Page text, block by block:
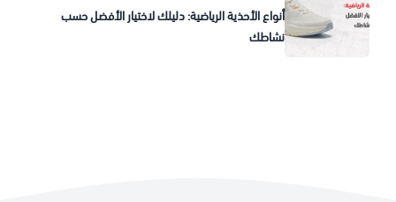
أنواع الأحذية الرياضية: دليلك لاختيار الأفضل حسب
نشاطك